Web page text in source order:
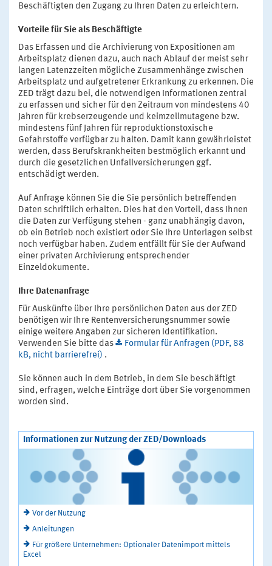
Beschäftigten den Zugang zu Ihren Daten zu erleichtern.
Vorteile für Sie als Beschäftigte
Das Erfassen und die Archivierung von Expositionen am
Arbeitsplatz dienen dazu, auch nach Ablauf der meist sehr
langen Latenzzeiten mögliche Zusammenhänge zwischen
Arbeitsplatz und aufgetretener Erkrankung zu erkennen. Die
ZED trägt dazu bei, die notwendigen Informationen zentral
zu erfassen und sicher für den Zeitraum von mindestens 40
Jahren für krebserzeugende und keimzellmutagene bzw.
mindestens fünf Jahren für reproduktionstoxische
Gefahrstoffe verfügbar zu halten. Damit kann gewährleistet
werden, dass Berufskrankheiten bestmöglich erkannt und
durch die gesetzlichen Unfallversicherungen ggf.
entschädigt werden.
Auf Anfrage können Sie die Sie persönlich betreffenden
Daten schriftlich erhalten. Dies hat den Vorteil, dass Ihnen
die Daten zur Verfügung stehen - ganz unabhängig davon,
ob ein Betrieb noch existiert oder Sie Ihre Unterlagen selbst
noch verfügbar haben. Zudem entfällt für Sie der Aufwand
einer privaten Archivierung entsprechender
Einzeldokumente.
Ihre Datenanfrage
Für Auskünfte über Ihre persönlichen Daten aus der ZED
benötigen wir Ihre Rentenversicherungsnummer sowie
einige weitere Angaben zur sicheren Identifikation.
Verwenden Sie bitte das
Formular für Anfragen (PDF, 88
kB, nicht barrierefrei) .
Sie können auch in dem Betrieb, in dem Sie beschäftigt
sind, erfragen, welche Einträge dort über Sie vorgenommen
worden sind.
Informationen zur Nutzung der ZED/Downloads
Vor der Nutzung
Anleitungen
Für größere Unternehmen: Optionaler Datenimport mittels
Excel